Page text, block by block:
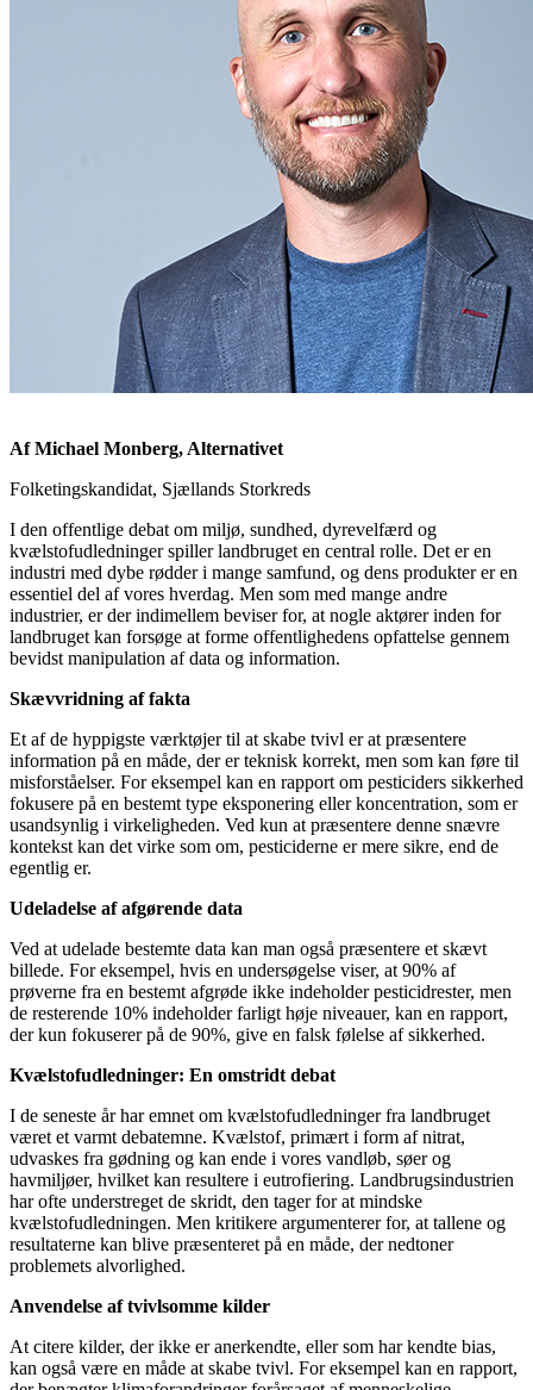
Af Michael Monberg, Alternativet
Folketingskandidat, Sjællands Storkreds
I den offentlige debat om miljø, sundhed, dyrevelfærd og
kvælstofudledninger spiller landbruget en central rolle. Det er en
industri med dybe rødder i mange samfund, og dens produkter er en
essentiel del af vores hverdag. Men som med mange andre
industrier, er der indimellem beviser for, at nogle aktører inden for
landbruget kan forsøge at forme offentlighedens opfattelse gennem
bevidst manipulation af data og information.
Skævvridning af fakta
Et af de hyppigste værktøjer til at skabe tvivl er at præsentere
information på en måde, der er teknisk korrekt, men som kan føre til
misforståelser. For eksempel kan en rapport om pesticiders sikkerhed
fokusere på en bestemt type eksponering eller koncentration, som er
usandsynlig i virkeligheden. Ved kun at præsentere denne snævre
kontekst kan det virke som om, pesticiderne er mere sikre, end de
egentlig er.
Udeladelse af afgørende data
Ved at udelade bestemte data kan man også præsentere et skævt
billede. For eksempel, hvis en undersøgelse viser, at 90% af
prøverne fra en bestemt afgrøde ikke indeholder pesticidrester, men
de resterende 10% indeholder farligt høje niveauer, kan en rapport,
der kun fokuserer på de 90%, give en falsk følelse af sikkerhed.
Kvælstofudledninger: En omstridt debat
I de seneste år har emnet om kvælstofudledninger fra landbruget
været et varmt debatemne. Kvælstof, primært i form af nitrat,
udvaskes fra gødning og kan ende i vores vandløb, søer og
havmiljøer, hvilket kan resultere i eutrofiering. Landbrugsindustrien
har ofte understreget de skridt, den tager for at mindske
kvælstofudledningen. Men kritikere argumenterer for, at tallene og
resultaterne kan blive præsenteret på en måde, der nedtoner
problemets alvorlighed.
Anvendelse af tvivlsomme kilder
At citere kilder, der ikke er anerkendte, eller som har kendte bias,
kan også være en måde at skabe tvivl. For eksempel kan en rapport,